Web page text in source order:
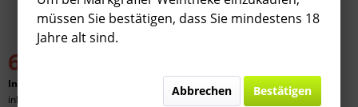
69,99 € *
Inhalt:
inkl. MwSt.
müssen Sie bestätigen, dass Sie mindestens 18
Jahre alt sind.
Abbrechen Bestätigen